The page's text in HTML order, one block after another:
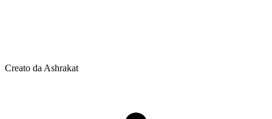
Creato da Ashrakat